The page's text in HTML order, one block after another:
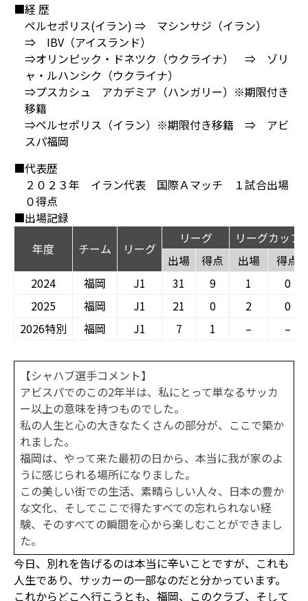
■経 歴
ペルセポリス(イラン) ⇒ マシンサジ（イラン）
⇒ IBV（アイスランド）
⇒オリンピック・ドネツク（ウクライナ） ⇒ ゾリ
ャ・ルハンシク（ウクライナ）
⇒プスカシュ アカデミア（ハンガリー）※期限付き
移籍
⇒ペルセポリス（イラン）※期限付き移籍 ⇒ アビ
スパ福岡
■代表歴
２０２３年 イラン代表 国際Ａマッチ １試合出場
０得点
■出場記録
年度
チーム リーグ
リーグ
リーグカップ
出場
得点 出場
得点
2024
福岡 J1 31 9 1
0
2025
福岡 J1 21 0 2
0
2026特別
福岡 J1 7 1 – –
【シャハブ選手コメント】
アビスパでのこの2年半は、私にとって単なるサッカ
ー以上の意味を持つものでした。
私の人生と心の大きなたくさんの部分が、ここで築か
れました。
福岡は、やって来た最初の日から、本当に我が家のよ
うに感じられる場所になりました。
この美しい街での生活、素晴らしい人々、日本の豊か
な文化、そしてここで得たすべての忘れられない経
験、そのすべての瞬間を心から楽しむことができまし
た。
今日、別れを告げるのは本当に辛いことですが、これも
人生であり、サッカーの一部なのだと分かっています。
これからどこへ行こうとも、福岡、このクラブ、そして